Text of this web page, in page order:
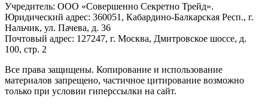
Учредитель: ООО «Совершенно Секретно Трейд».
Юридический адрес: 360051, Кабардино-Балкарская Респ., г.
Нальчик, ул. Пачева, д. 36
Почтовый адрес: 127247, г. Москва, Дмитровское шоссе, д.
100, стр. 2
Все права защищены. Копирование и использование
материалов запрещено, частичное цитирование возможно
только при условии гиперссылки на сайт.